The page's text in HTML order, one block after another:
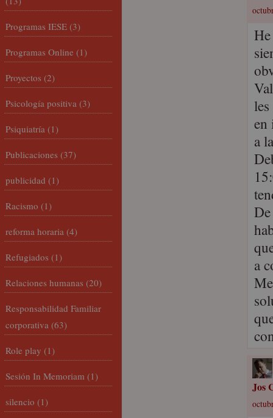
en
a
a
Jos
Programas IESE (3)
Programas Online (1)
Proyectos (2)
Psicología positiva (3)
Psiquiatría (1)
Publicaciones (37)
publicidad (1)
Racismo (1)
reforma horaria (4)
Refugiados (1)
Relaciones humanas (20)
Responsabilidad Familiar
corporativa (63)
Role play (1)
Sesión In Memoriam (1)
silencio (1)